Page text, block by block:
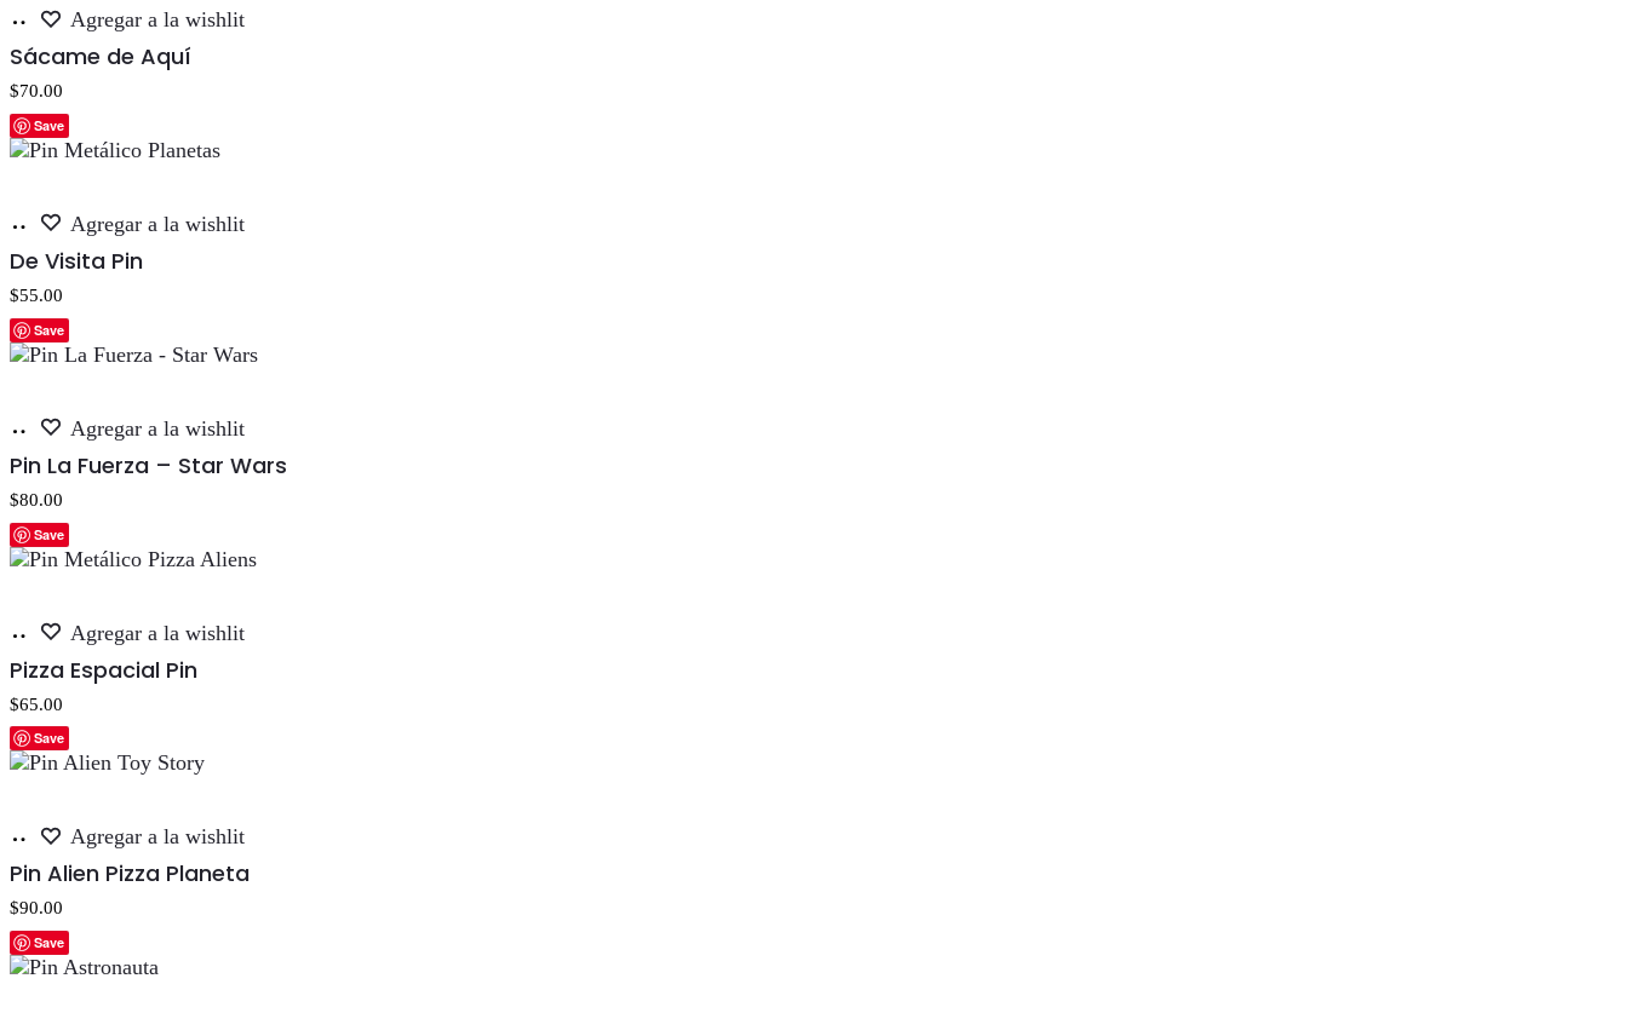
Añadir
carrito
Agregar a la wishlit
Sácame de Aquí
$70.00
Save
Añadir
carrito
Agregar a la wishlit
De Visita Pin
$55.00
Save
Añadir
carrito
Agregar a la wishlit
Pin La Fuerza – Star Wars
$80.00
Save
Añadir
carrito
Agregar a la wishlit
Pizza Espacial Pin
$65.00
Save
Añadir
carrito
Agregar a la wishlit
Pin Alien Pizza Planeta
$90.00
Save